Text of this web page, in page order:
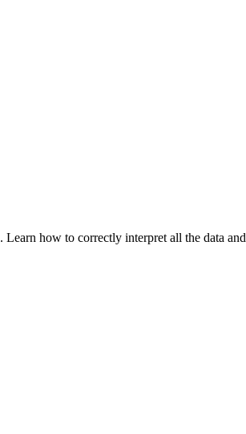
how to correctly interpret all the data